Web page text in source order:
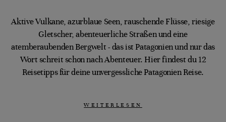
Aktive Vulkane, azurblaue Seen, rauschende Flüsse, riesige
Gletscher, abenteuerliche Straßen und eine
atemberaubenden Bergwelt - das ist Patagonien und nur das
Wort schreit schon nach Abenteuer. Hier findest du 12
Reisetipps für deine unvergessliche Patagonien Reise.
WEITERLESEN